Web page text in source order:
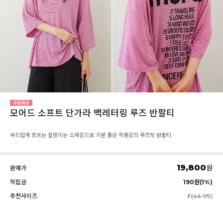
모어드 소프트 단가라 백레터링 루즈 반팔티
부드럽게 흐르는 찰랑이는 소재감으로 기분 좋은 착용감의 루즈핏 반팔티
판매가 19,800원
적립금
190원(1%)
추천사이즈
F(44-99)